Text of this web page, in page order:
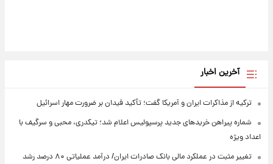
آخرین اخبار
ترکیه از مذاکرات ایران و آمریکا گفت؛ تأکید فیدان بر ضرورت مهار اسرائیل
شماره پیراهن خریدهای جدید پرسپولیس اعلام شد؛ تیکدری، محبی و سرگیف با
اعداد ویژه
تغییر مثبت در عملکرد مالی بانک صادرات ایران/ درآمد عملیاتی ۸۰ درصد رشد